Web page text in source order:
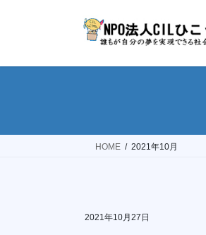
HOME 2021年10月
2021年10月27日